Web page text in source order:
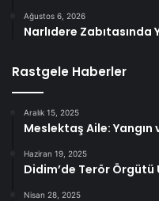
Ağustos 6, 2026
Narlıdere Zabıtasında
Rastgele Haberler
Aralık 15, 2025
Meslektaş Aile:
Haziran 19, 2025
Didim’de Terör Örgütü
Nisan 28, 2025